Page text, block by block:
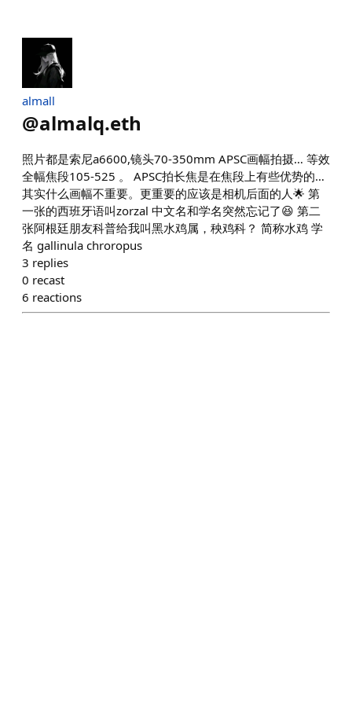
almall
@almalq.eth
照片都是索尼a6600,镜头70-350mm APSC画幅拍摄… 等效
全幅焦段105-525 。 APSC拍长焦是在焦段上有些优势的…
其实什么画幅不重要。更重要的应该是相机后面的人🌟 第
一张的西班牙语叫zorzal 中文名和学名突然忘记了😆 第二
张阿根廷朋友科普给我叫黑水鸡属，秧鸡科？ 简称水鸡 学
名 gallinula chroropus
3 replies
0 recast
6 reactions